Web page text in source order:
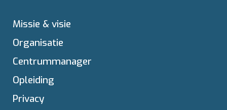
Missie & visie
Organisatie
Centrummanager
Opleiding
Privacy